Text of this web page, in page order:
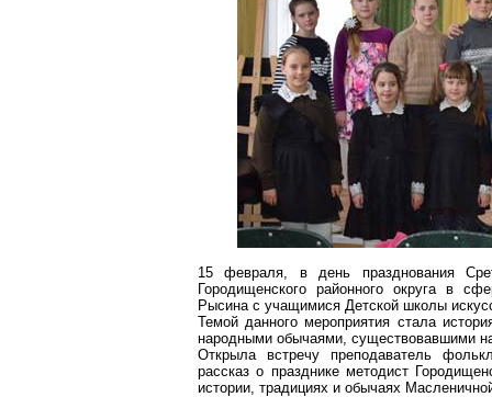
15 февраля, в день празднования
Городищенского районного округа в
Рысина с учащимися Детской школы
Темой данного мероприятия стала
народными обычаями, существовавшими
Открыла встречу преподаватель
рассказ о празднике методист
истории, традициях и обычаях